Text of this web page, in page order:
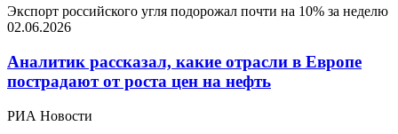
Экспорт российского угля подорожал почти на 10% за неделю
02.06.2026
Аналитик рассказал, какие отрасли в Европе
пострадают от роста цен на нефть
РИА Новости